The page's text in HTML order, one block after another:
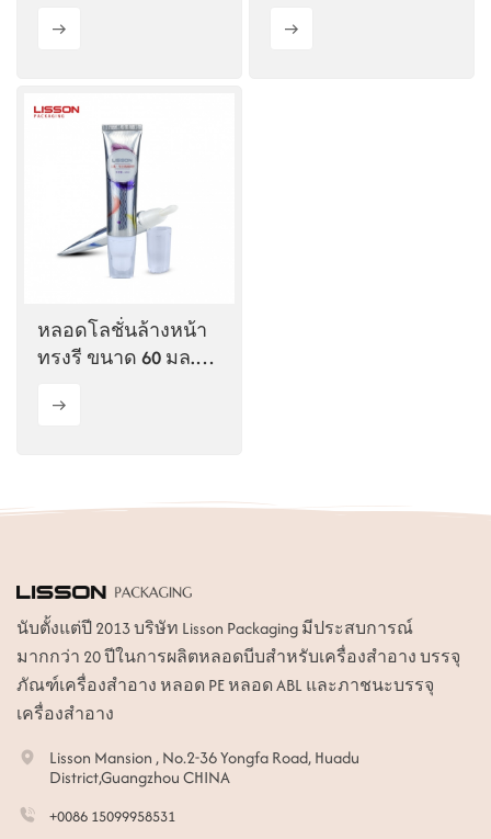
หลอดโลชั่นล้างหน้า
ทรงรี ขนาด 60 มล.
นับตั้งแต่ปี 2013 บริษัท Lisson Packaging มีประสบการณ์
มากกว่า 20 ปีในการผลิตหลอดบีบสำหรับเครื่องสำอาง บรรจุ
ภัณฑ์เครื่องสำอาง หลอด PE หลอด ABL และภาชนะบรรจุ
เครื่องสำอาง
Lisson Mansion , No.2-36 Yongfa Road, Huadu
District,Guangzhou CHINA
+0086 15099958531